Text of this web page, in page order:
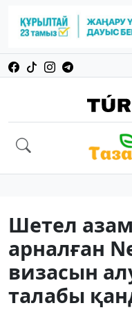
Шетел
арналған
визасын
талабы